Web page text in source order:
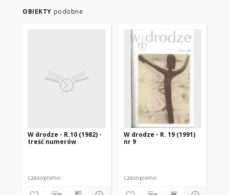
OBIEKTY podobne
W drodze - R.10 (1982) -
treść numerów
czasopismo
W drodze - R. 19 (1991)
nr 9
czasopismo